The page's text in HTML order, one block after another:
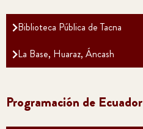
Biblioteca Pública de Tacna
La Base, Huaraz, Áncash
Programación de Ecuador